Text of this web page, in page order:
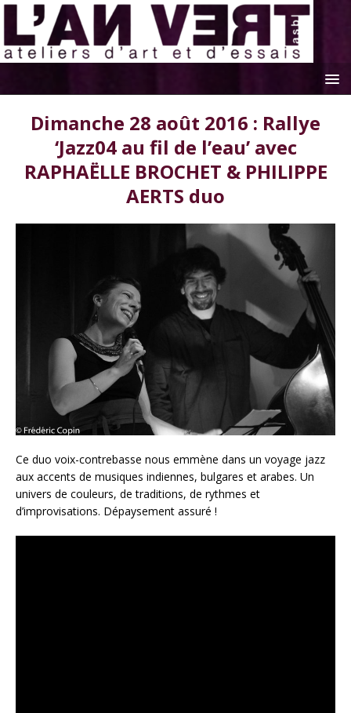
Dimanche 28 août 2016 : Rallye
‘Jazz04 au fil de l’eau’ avec
RAPHAËLLE BROCHET & PHILIPPE
AERTS duo
Ce duo voix-contrebasse nous emmène dans un voyage jazz
aux accents de musiques indiennes, bulgares et arabes. Un
univers de couleurs, de traditions, de rythmes et
d’improvisations. Dépaysement assuré !